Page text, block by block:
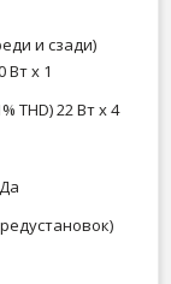
и сзади)
Вт x 1
THD)22 Вт х 4
Да